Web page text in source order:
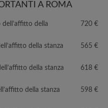
A ROMA
della
720 €
della stanza 565 €
della stanza 618 €
della stanza 598 €